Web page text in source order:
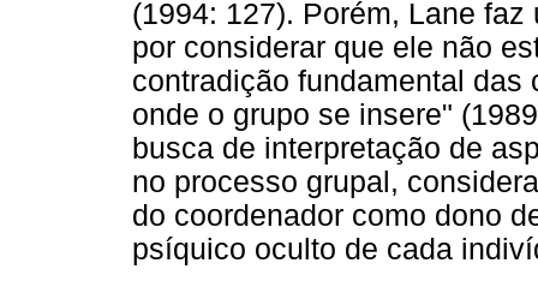
(1994: 127). Porém, Lane
por considerar que ele não
contradição fundamental
onde o grupo se insere"
busca de interpretação de
no processo grupal,
do coordenador como dono
psíquico oculto de cada